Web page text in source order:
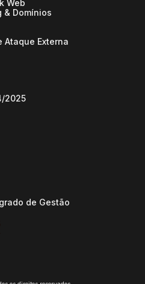
Web
& Domínios
Ataque Externa
2025
de Gestão